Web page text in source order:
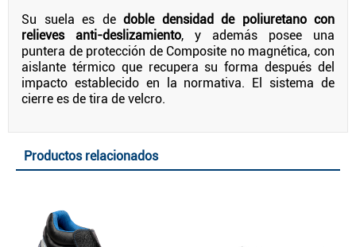
Su suela es de doble densidad de poliuretano con
relieves anti-deslizamiento, y además posee una
puntera de protección de Composite no magnética, con
aislante térmico que recupera su forma después del
impacto establecido en la normativa. El sistema de
cierre es de tira de velcro.
Productos relacionados